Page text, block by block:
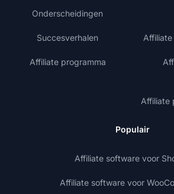
Onderscheidingen
Succesverhalen
Affiliate programma
Affiliate
Populair
Affiliate software voor
Affiliate software voor